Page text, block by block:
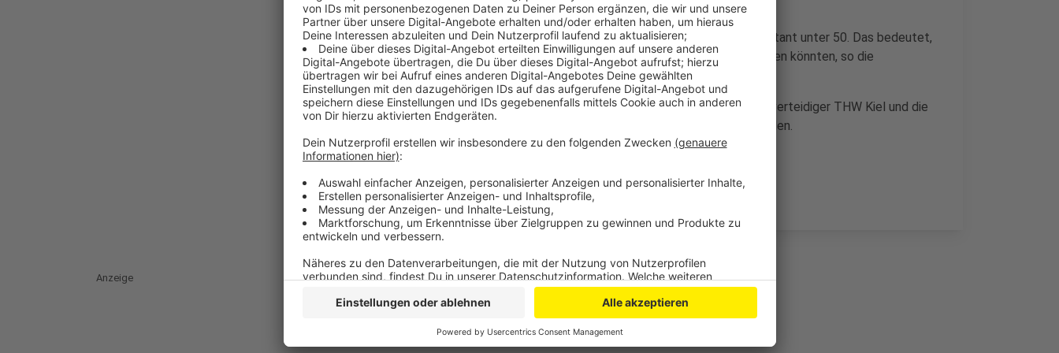
Seit Ende Mai liegt die Sieben-Tage-Inzidenz bei uns in Köln konstant unter 50. Das bedeutet,
dass bis zu 500 Fans am Samstag und Sonntag in die Halle kommen könnten, so die
Europäische Handballföderation.
Deutsche Vereine sind aber nicht mehr dabei, der deutsche Titelverteidiger THW Kiel und die
SG Flensburg-Handewitt sind bereits im Viertelfinale ausgeschieden.
Anzeige